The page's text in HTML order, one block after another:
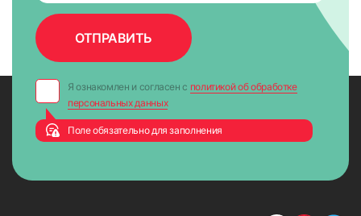
Я ознакомлен и согласен с политикой об обработке
персональных данных
Поле обязательно для заполнения